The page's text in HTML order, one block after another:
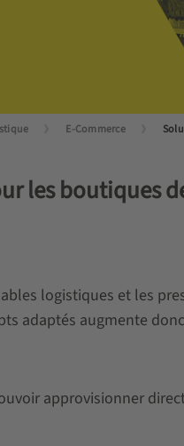
E-Commerce
les boutiques
logistiques et les
adaptés augmente
approvisionner